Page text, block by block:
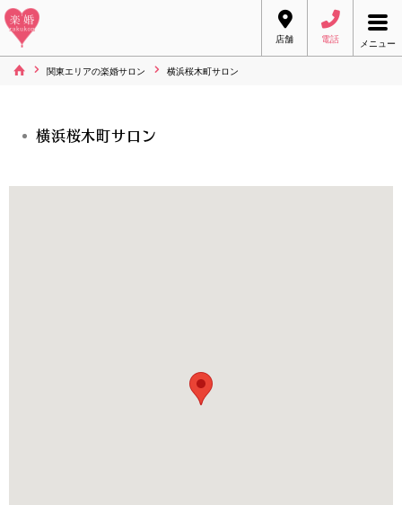
店舗 電話 メニュー
関東エリアの楽婚サロン 横浜桜木町サロン
横浜桜木町サロン